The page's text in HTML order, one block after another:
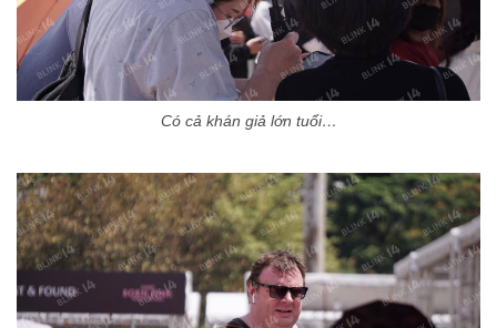
Có cả khán giả lớn tuổi…